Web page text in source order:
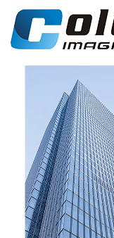
Главная
Продукция
Новости
Контакты